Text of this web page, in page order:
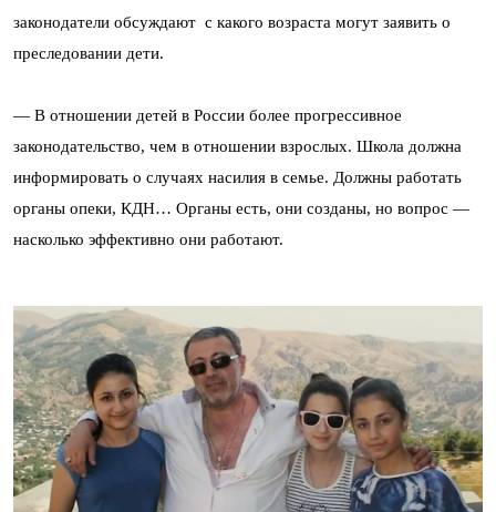
законодатели обсуждают с какого возраста могут заявить о
преследовании дети.
— В отношении детей в России более прогрессивное
законодательство, чем в отношении взрослых. Школа должна
информировать о случаях насилия в семье. Должны работать
органы опеки, КДН… Органы есть, они созданы, но вопрос —
насколько эффективно они работают.